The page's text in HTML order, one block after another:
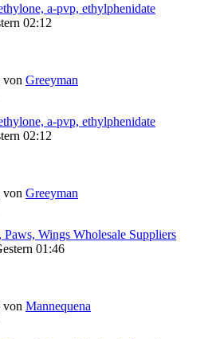
a-pvp, ethylphenidate
02:12
von Greeyman
a-pvp, ethylphenidate
02:12
von Greeyman
Wings Wholesale Suppliers
01:46
von Mannequena